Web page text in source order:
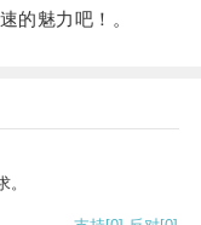
魅力吧！。